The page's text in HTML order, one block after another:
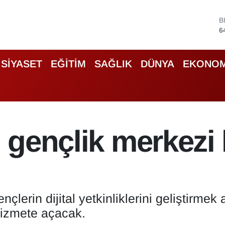
SİYASET EĞİTİM SAĞLIK DÜNYA
merkezi
dijital yetkinliklerini geliştirmek
açacak.